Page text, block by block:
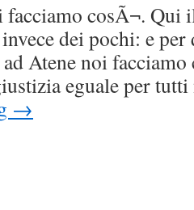
facciamo cosÃ¬. Qui
dei pochi: e per
Atene noi
eguale per
→